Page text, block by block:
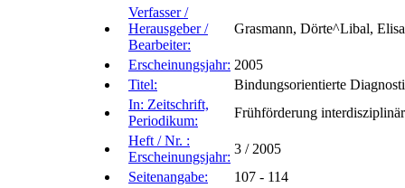
Verfasser /
Herausgeber /
Bearbeiter:
Grasmann, Dörte^Libal,
Erscheinungsjahr: 2005
Titel:
Bindungsorientierte
In: Zeitschrift,
Periodikum:
Frühförderung interdisziplinär
Heft / Nr. :
Erscheinungsjahr:
3 / 2005
Seitenangabe:
107 - 114